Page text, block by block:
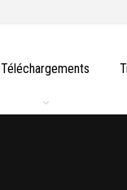
Téléchargements